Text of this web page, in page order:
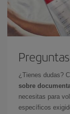
¿Tienes dudas?
sobre
necesitas para
específicos